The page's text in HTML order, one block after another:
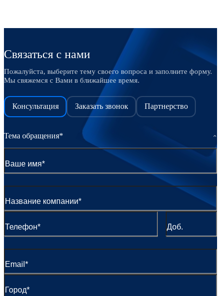
Связаться с нами
Пожалуйста, выберите тему своего вопроса и заполните форму.
Мы свяжемся с Вами в ближайшее время.
Консультация Заказать звонок Партнерство
Тема обращения*